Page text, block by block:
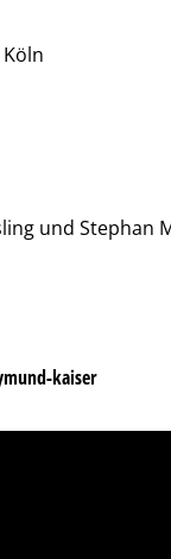
und Stephan
kaiser